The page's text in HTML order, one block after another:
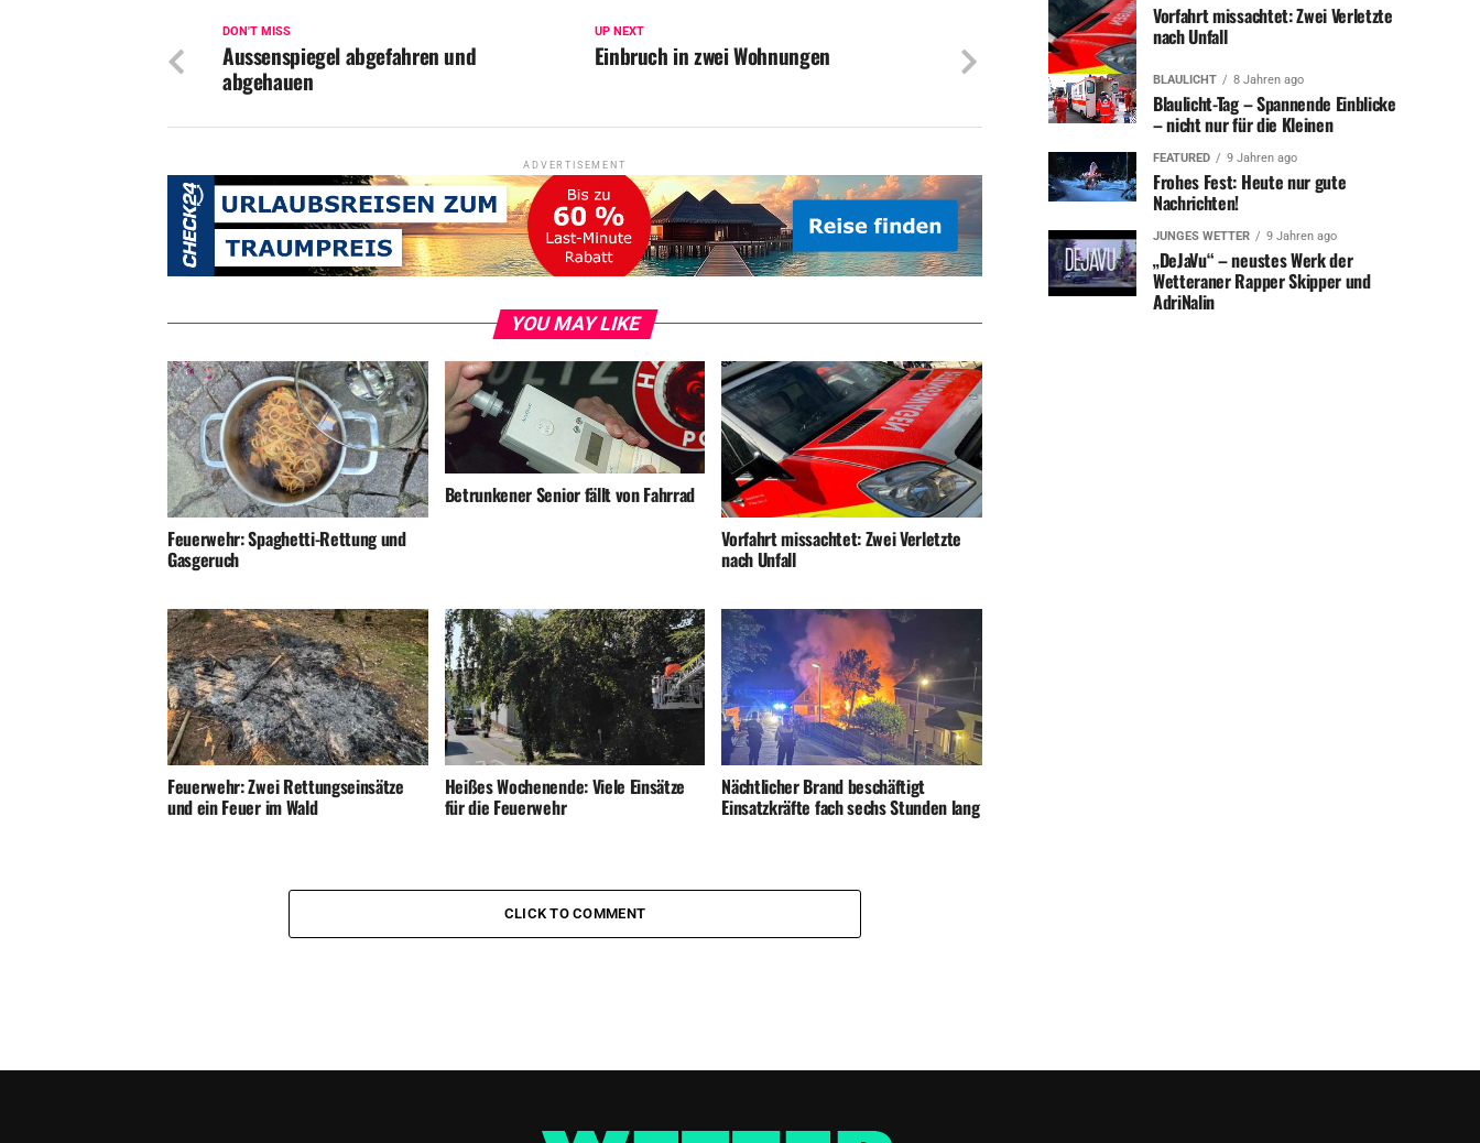
UP NEXT
Einbruch in zwei Wohnungen
DON'T MISS
Aussenspiegel abgefahren und
abgehauen
ADVERTISEMENT
YOU MAY LIKE
Feuerwehr: Spaghetti-Rettung und
Gasgeruch
Betrunkener Senior fällt von Fahrrad
Vorfahrt missachtet: Zwei Verletzte
nach Unfall
Feuerwehr: Zwei Rettungseinsätze
und ein Feuer im Wald
Heißes Wochenende: Viele Einsätze
für die Feuerwehr
Nächtlicher Brand beschäftigt
Einsatzkräfte fach sechs Stunden lang
CLICK TO COMMENT
Vorfahrt missachtet: Zwei Verletzte
nach Unfall
BLAULICHT 8 Jahren ago
Blaulicht-Tag – Spannende Einblicke
– nicht nur für die Kleinen
FEATURED 9 Jahren ago
Frohes Fest: Heute nur gute
Nachrichten!
JUNGES WETTER 9 Jahren ago
„DeJaVu“ – neustes Werk der
Wetteraner Rapper Skipper und
AdriNalin